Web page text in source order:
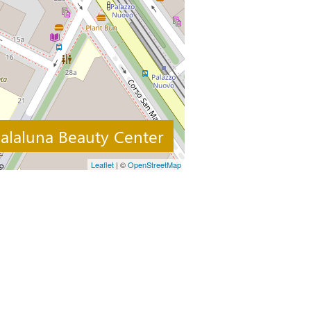
Leaflet | ©OpenStreetMap
Beauty Center